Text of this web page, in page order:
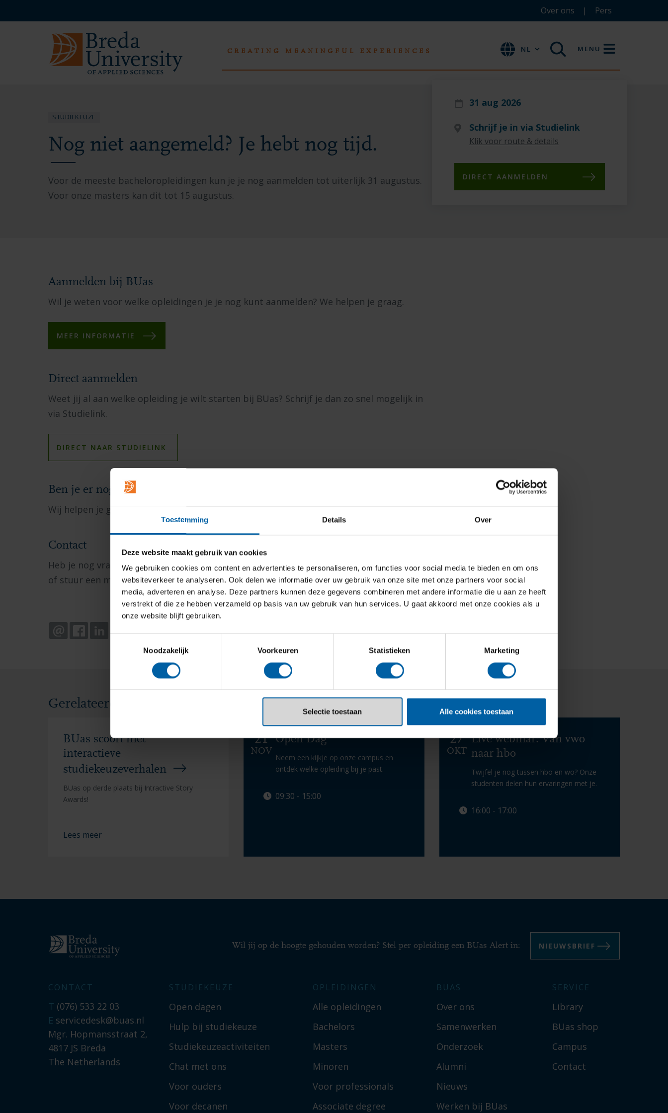
Toestemming Details Over
Deze website maakt gebruik van cookies
We gebruiken cookies om content en advertenties te personaliseren, om functies voor social media te bieden en om ons
websiteverkeer te analyseren. Ook delen we informatie over uw gebruik van onze site met onze partners voor social
media, adverteren en analyse. Deze partners kunnen deze gegevens combineren met andere informatie die u aan ze heeft
verstrekt of die ze hebben verzameld op basis van uw gebruik van hun services. U gaat akkoord met onze cookies als u
onze website blijft gebruiken.
Noodzakelijk
Voorkeuren Statistieken Marketing
Selectie toestaan Alle cookies toestaan
en
en
en
menu
NL
Over ons Pers
CREATING MEANINGFUL EXPERIENCES NL MENU
STUDIEKEUZE
Nog niet aangemeld? Je hebt nog tijd.
Voor de meeste bacheloropleidingen kun je je nog aanmelden tot uiterlijk 31 augustus.
Voor onze masters kan dit tot 15 augustus.
31 aug 2026
Schrijf je in via Studielink
Klik voor route & details
DIRECT AANMELDEN
Aanmelden bij BUas
Wil je weten voor welke opleidingen je je nog kunt aanmelden? We helpen je graag.
MEER INFORMATIE
Direct aanmelden
Weet jij al aan welke opleiding je wilt starten bij BUas? Schrijf je dan zo snel mogelijk in
via Studielink.
DIRECT NAAR STUDIELINK
Ben je er nog niet uit?
Wij helpen je graag verder.Bekijk alle studiekeuzeactiviteiten.
Contact
Heb je nog vragen over je aanmelding?Chatdan met onze Student Office medewerkers
of stuur een mail naarstudentoffice@buas.nl.
EMAIL FACEBOOK
Gerelateerd nieuws en evenementen
BUas scoort met
interactieve
studiekeuzeverhalen
BUas op derde plaats bij Intractive Story
Awards!
Lees meer
Open Dag
21
NOV
Neem een kijkje op onze campus en
ontdek welke opleiding bij je past.
09:30 - 15:00
Live webinar: Van vwo
naar hbo
27
OKT
Twijfel je nog tussen hbo en wo? Onze
studenten delen hun ervaringen met je.
16:00 - 17:00
Wil jij op de hoogte gehouden worden? Stel per opleiding een BUas Alert in: NIEUWSBRIEF
CONTACT
T (076) 533 22 03
E servicedesk@buas.nl
Mgr. Hopmansstraat 2,
4817 JS Breda
The Netherlands
STUDIEKEUZE
Open dagen
Hulp bij studiekeuze
Studiekeuzeactiviteiten
Chat met ons
Voor ouders
Voor decanen
OPLEIDINGEN
Alle opleidingen
Bachelors
Masters
Minoren
Voor professionals
Associate degree
BUAS
Over ons
Samenwerken
Onderzoek
Alumni
Nieuws
Werken bij BUas
SERVICE
Library
BUas shop
Campus
Contact